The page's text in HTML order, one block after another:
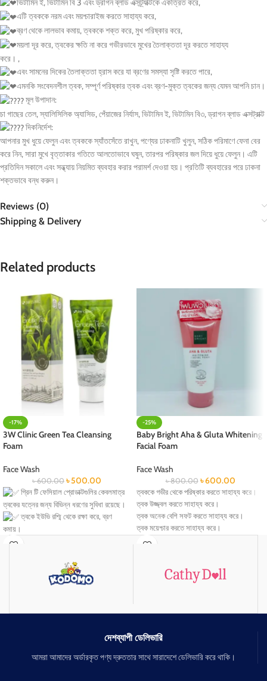
ভিটামিন ই, ভিটামিন বি 3 এবং ড্রাগন ব্লাড এক্সট্র্যাক্টকে একত্রিত করে,
এটি ত্বককে নরম এবং ময়শ্চারাইজ করতে সাহায্য করে,
ব্রণ থেকে লালভাব কমায়, ত্বককে শক্ত করে, মুখ পরিষ্কার করে,
ময়লা দূর করে, ত্বকের ক্ষতি না করে গভীরভাবে মুখের তৈলাক্ততা দূর করতে সাহায্য
করে। ,
এবং সামনের দিকের তৈলাক্ততা হ্রাস করে যা ব্রণের সমস্যা সৃষ্টি করতে পারে,
এমনকি সংবেদনশীল ত্বক, সম্পূর্ণ পরিষ্কার ত্বক এবং ব্রণ-মুক্ত ত্বকের জন্য যেমন আপনি চান।
মূল উপাদান:
চা গাছের তেল, স্যালিসিলিক অ্যাসিড, পেঁয়াজের নির্যাস, ভিটামিন ই, ভিটামিন বি৩, ড্রাগন ব্লাড এক্সট্রাক্ট
দিকনির্দেশ:
আপনার মুখ ধুয়ে ফেলুন এবং ত্বককে স্যাঁতসেঁতে রাখুন, পণ্যের ঢাকনাটি খুলুন, সঠিক পরিমাণে ফেনা বের
করে নিন, সারা মুখে বৃত্তাকার গতিতে আলতোভাবে ঘষুন, তারপর পরিষ্কার জল দিয়ে ধুয়ে ফেলুন। এটি
প্রতিদিন সকালে এবং সন্ধ্যায় নিয়মিত ব্যবহার করার পরামর্শ দেওয়া হয়। প্রতিটি ব্যবহারের পরে ঢাকনা
শক্তভাবে বন্ধ করুন।
Reviews (0)
Shipping & Delivery
Related products
-17%
3W Clinic Green Tea Cleansing
Foam
Face Wash
৳600.00 ৳500.00
গ্রিন টি ফেসিয়াল প্রোডাক্টগুলির কেবলমাত্র
ত্বকের যত্নের জন্য বিভিন্ন ধরণের সুবিধা রয়েছে।
ত্বকে ইউভি রশ্মি থেকে রক্ষা করে, ব্রণ
কমায়।
ফাইন লাইন ডিলে করতে সহায়তা করে।
বলিরেখা কমায় এবং বয়সের ছাপ কমায়।
গ্রিন টি পাতাতে রয়েছে প্রচুর পরিমানে
-25%
Baby Bright Aha & Gluta Whitening
Facial Foam
Face Wash
৳800.00 ৳600.00
ত্বককে গভীর থেকে পরিষ্কার করতে সাহায্য করে।
ত্বক উজ্জ্বল করতে সাহায্য করে।
ত্বক অনেক বেশি সফট করতে সাহায্য করে।
ত্বক ময়েশ্চার করতে সাহায্য করে।
ত্বক অনেক বেশি মসৃণ করতে সাহায্য করে।
ছেলে মেয়ে উভয় ব্যবহার করতে পারবে।
দেশব্যাপী ডেলিভারি
আমরা আমাদের অর্ডারকৃত পণ্য দ্রুততার সাথে সারাদেশে ডেলিভারি করে থাকি।